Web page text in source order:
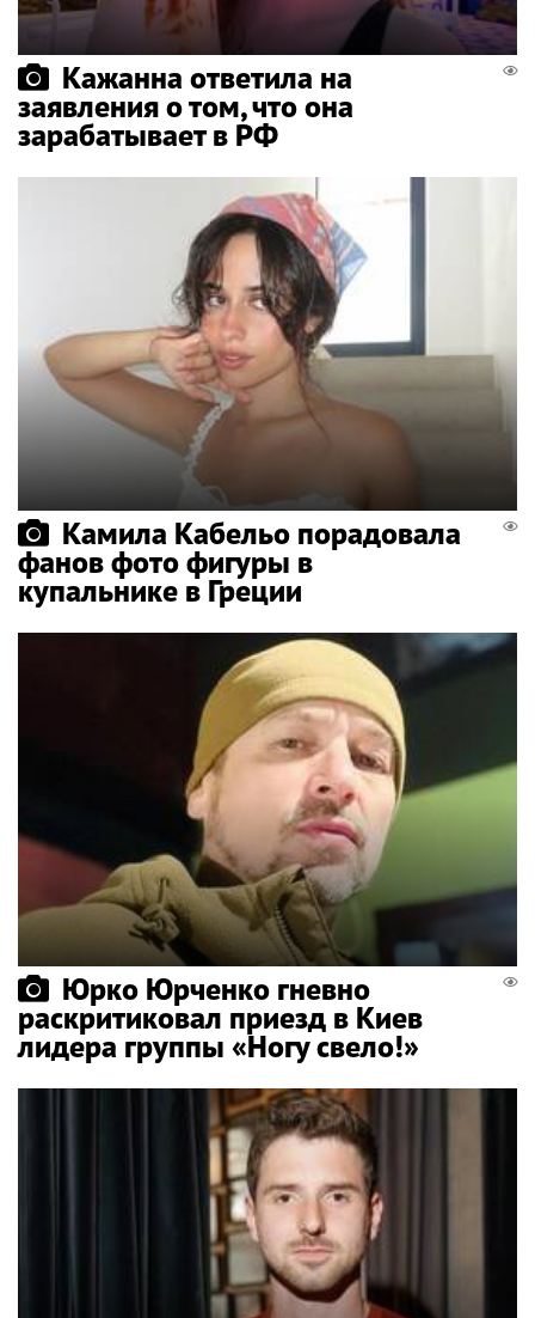
Кажанна ответила на
заявления о том, что она
зарабатывает в РФ
Камила Кабельо порадовала
фанов фото фигуры в
купальнике в Греции
Юрко Юрченко гневно
раскритиковал приезд в Киев
лидера группы «Ногу свело!»